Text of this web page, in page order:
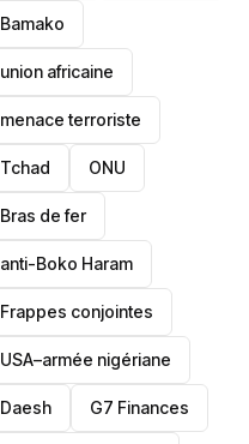
Bamako
union africaine
menace terroriste
‎Tchad ONU
Bras de fer
anti-Boko Haram
Frappes conjointes
USA–armée nigériane
Daesh ‎G7 Finances